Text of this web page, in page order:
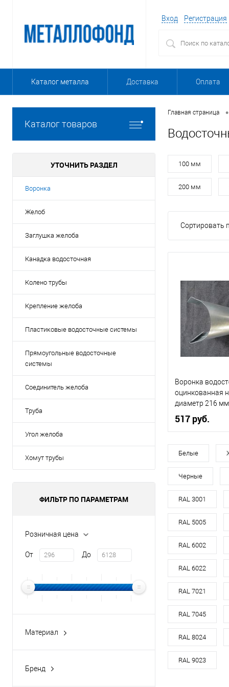
Вход Регистрация
Каталог металла Доставка Оплата
Каталог товаров
УТОЧНИТЬ РАЗДЕЛ
Воронка
Желоб
Заглушка желоба
Канадка водосточная
Колено трубы
Крепление желоба
Пластиковые водосточные системы
Прямоугольные водосточные
системы
Соединитель желоба
Труба
Угол желоба
Хомут трубы
ФИЛЬТР ПО ПАРАМЕТРАМ
Розничная цена
От До
Материал
Бренд
Главная страница •
100 мм
200 мм
Сортировать
Воронка
оцинкованная
диаметр 216 мм
517 руб.
Диаметр, мм
Материал
Цвет
Купить в 1 клик
В избранное
Белые
Черные
RAL 3001
RAL 5005
RAL 6002
RAL 6022
RAL 7021
RAL 7045
RAL 8024
RAL 9023